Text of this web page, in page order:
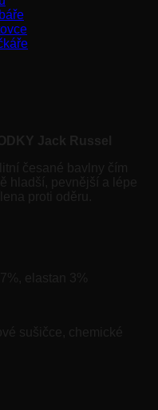
Jack Russel
česané bavlny čím
hladší, pevnější a lépe
proti oděru.
elastan 3%
sušičce, chemické